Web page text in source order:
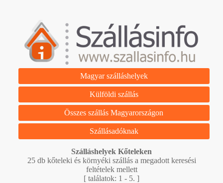
Magyar szálláshelyek
Külföldi szállás
Összes szállás Magyarországon
Szállásadóknak
Szálláshelyek Kőteleken
25 db kőteleki és környéki szállás a megadott keresési
feltételek mellett
[ találatok: 1 - 5. ]